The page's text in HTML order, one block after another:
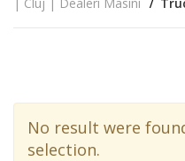
No result were
selection.